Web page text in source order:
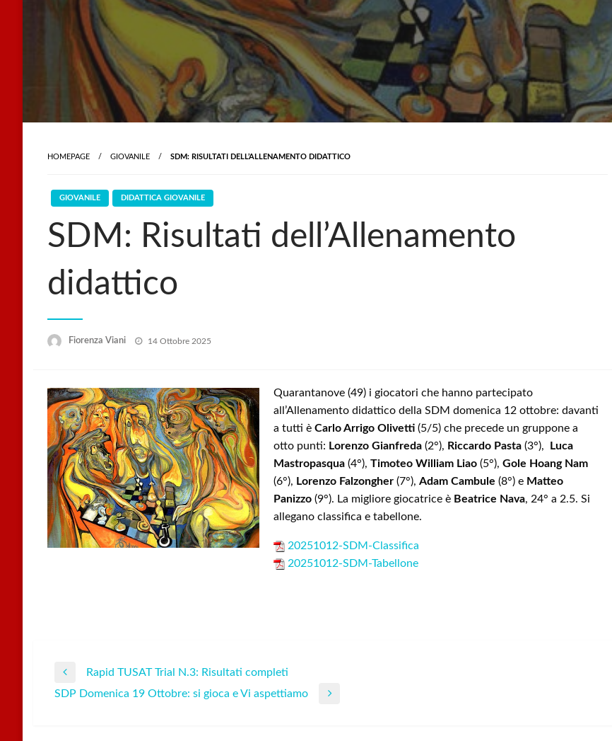
HOMEPAGE GIOVANILE SDM: RISULTATI DELL’ALLENAMENTO DIDATTICO
GIOVANILE DIDATTICA GIOVANILE
SDM: Risultati dell’Allenamento
didattico
Fiorenza Viani
Posted
14 Ottobre 2025
Quarantanove (49) i giocatori che hanno partecipato
all’Allenamento didattico della SDM domenica 12 ottobre: davanti
a tutti è Carlo Arrigo Olivetti (5/5) che precede un gruppone a
otto punti: Lorenzo Gianfreda (2°), Riccardo Pasta (3°),
Luca
Mastropasqua (4°), Timoteo William Liao (5°), Gole Hoang Nam
(6°), Lorenzo Falzongher (7°), Adam Cambule (8°) e Matteo
Panizzo (9°). La migliore giocatrice è Beatrice Nava, 24° a 2.5. Si
allegano classifica e tabellone.
20251012-SDM-Classifica
20251012-SDM-Tabellone
Navigazione
Previous
Post
Rapid TUSAT Trial N.3: Risultati completi
Next
SDP Domenica 19 Ottobre: si gioca e Vi aspettiamo